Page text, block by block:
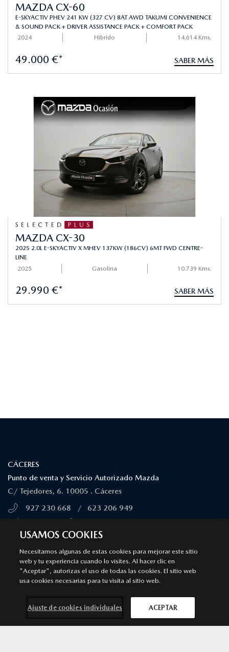
MAZDA CX-60
E-SKYACTIV PHEV 241 KW (327 CV) 8AT AWD TAKUMI CONVENIENCE
& SOUND PACK + DRIVER ASSISTANCE PACK + COMFORT PACK
2024
Hibrido 14.614 Kms.
49.000 €* SABER MÁS
MAZDA CX-30
2025 2.0L E-SKYACTIV X MHEV 137KW (186CV) 6MT FWD CENTRE-
LINE
2025
Gasolina 10.739 Kms.
29.990 €* SABER MÁS
CÁCERES
Punto de venta y Servicio Autorizado Mazda
C/ Tejedores, 6. 10005 . Cáceres
927 230 668
/
623 206 949
Aviso legal Privacidad Cookies
© 2026 Mazda España | Todos los derechos reservados |
All In Media
SÍGUENOS EN
USAMOS COOKIES
Necesitamos algunas de estas cookies para mejorar este sitio
web y tu experiencia cuando lo visites. Al hacer clic en
"Aceptar", autorizas el uso de todas las cookies. El sitio web
usa cookies necesarias para tu visita al sitio web.
Ajuste de cookies individuales ACEPTAR